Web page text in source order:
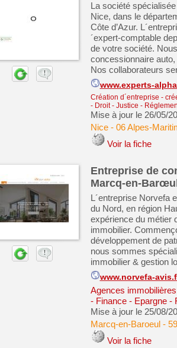
La société
Nice, dans le
Côte d’Azur.
´expert-comptable
de votre société.
concessionnaire
Nos collaborateurs
www.experts-
Création d´entreprise -
- Droit - Justice -
Mise à jour le 26/05/
Nice- 06 Alpes-
Voir la fiche
Entreprise de
Marcq-en-
L´entreprise Norvefa
du Nord, en région
expérience du métier
immobilier.
développement de
nous sommes
immobilier & gestion
www.norvefa-
Agences
- Finance - Epargne -
Mise à jour le 25/08/
Marcq-en-Baroeul-
Voir la fiche